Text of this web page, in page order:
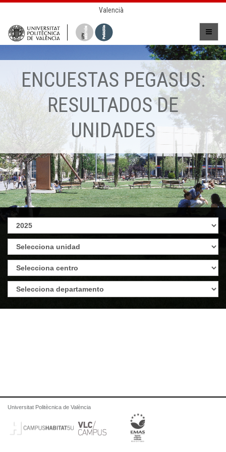
Valencià
ENCUESTAS PEGASUS:
RESULTADOS DE
UNIDADES
Universitat Politècnica de València